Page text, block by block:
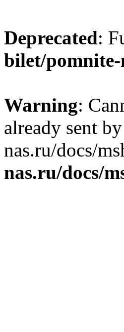
Deprecated:
bilet/pomnite-
Warning:
already sent
nas.ru/docs/
nas.ru/docs/